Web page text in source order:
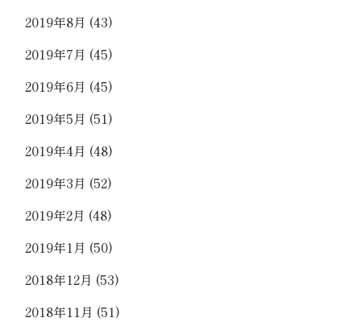
2019年8月 (43)
2019年7月 (45)
2019年6月 (45)
2019年5月 (51)
2019年4月 (48)
2019年3月 (52)
2019年2月 (48)
2019年1月 (50)
2018年12月 (53)
2018年11月 (51)